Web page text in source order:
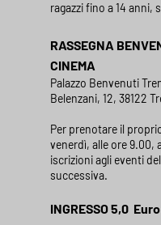
ragazzi fino a 14 anni,
RASSEGNA
CINEMA
Palazzo Benvenuti
Belenzani, 12, 38122
Per prenotare il
venerdì, alle ore 9.00,
iscrizioni agli eventi
successiva.
INGRESSO 5,0 Euro